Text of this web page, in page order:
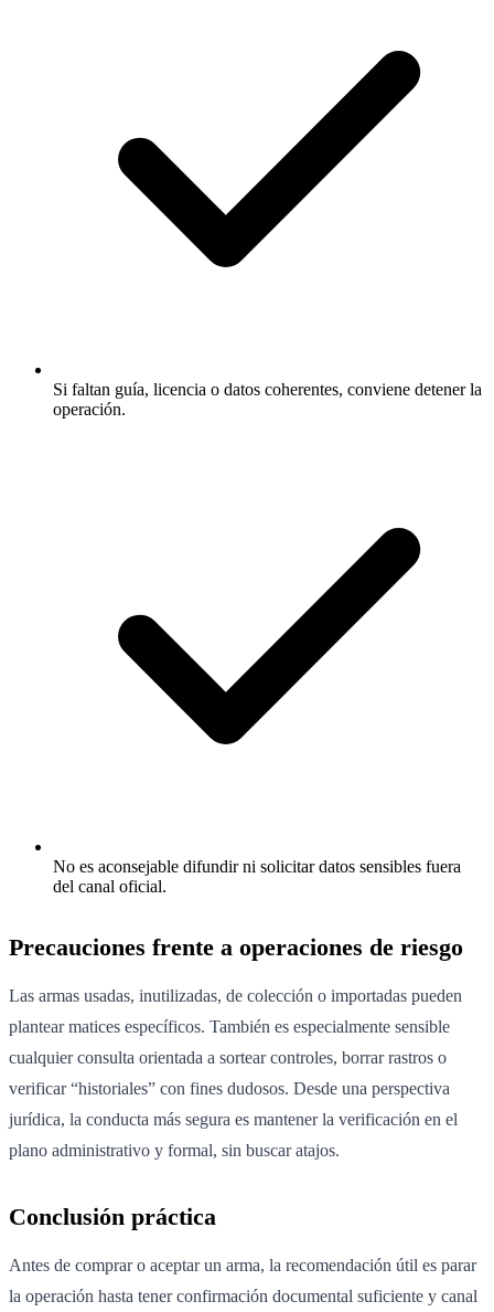
Si faltan guía, licencia o datos coherentes, conviene detener la
operación.
No es aconsejable difundir ni solicitar datos sensibles fuera
del canal oficial.
Precauciones frente a operaciones de riesgo
Las armas usadas, inutilizadas, de colección o importadas pueden
plantear matices específicos. También es especialmente sensible
cualquier consulta orientada a sortear controles, borrar rastros o
verificar “historiales” con fines dudosos. Desde una perspectiva
jurídica, la conducta más segura es mantener la verificación en el
plano administrativo y formal, sin buscar atajos.
Conclusión práctica
Antes de comprar o aceptar un arma, la recomendación útil es parar
la operación hasta tener confirmación documental suficiente y canal